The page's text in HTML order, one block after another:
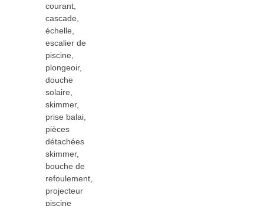
courant,
cascade,
échelle,
escalier de
piscine,
plongeoir,
douche
solaire,
skimmer,
prise balai,
pièces
détachées
skimmer,
bouche de
refoulement,
projecteur
piscine